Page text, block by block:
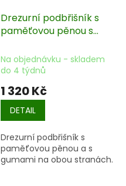
Drezurní podbřišník s
paměťovou pěnou s
Na objednávku - skladem
do 4 týdnů
1 320 Kč
DETAIL
Drezurní podbřišník s
paměťovou pěnou a s
gumami na obou stranách.